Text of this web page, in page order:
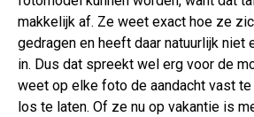
makkelijk af. Ze weet exact hoe ze
gedragen en heeft daar natuurlijk niet
in. Dus dat spreekt wel erg voor de
weet op elke foto de aandacht vast
los te laten. Of ze nu op vakantie is